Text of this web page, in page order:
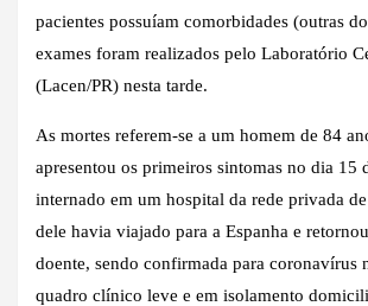
pacientes possuíam comorbidades (outras
exames foram realizados pelo Laboratório
(Lacen/PR) nesta tarde.
As mortes referem-se a um homem de 84
apresentou os primeiros sintomas no dia 15
internado em um hospital da rede privada
dele havia viajado para a Espanha e
doente, sendo confirmada para coronavírus
quadro clínico leve e em isolamento